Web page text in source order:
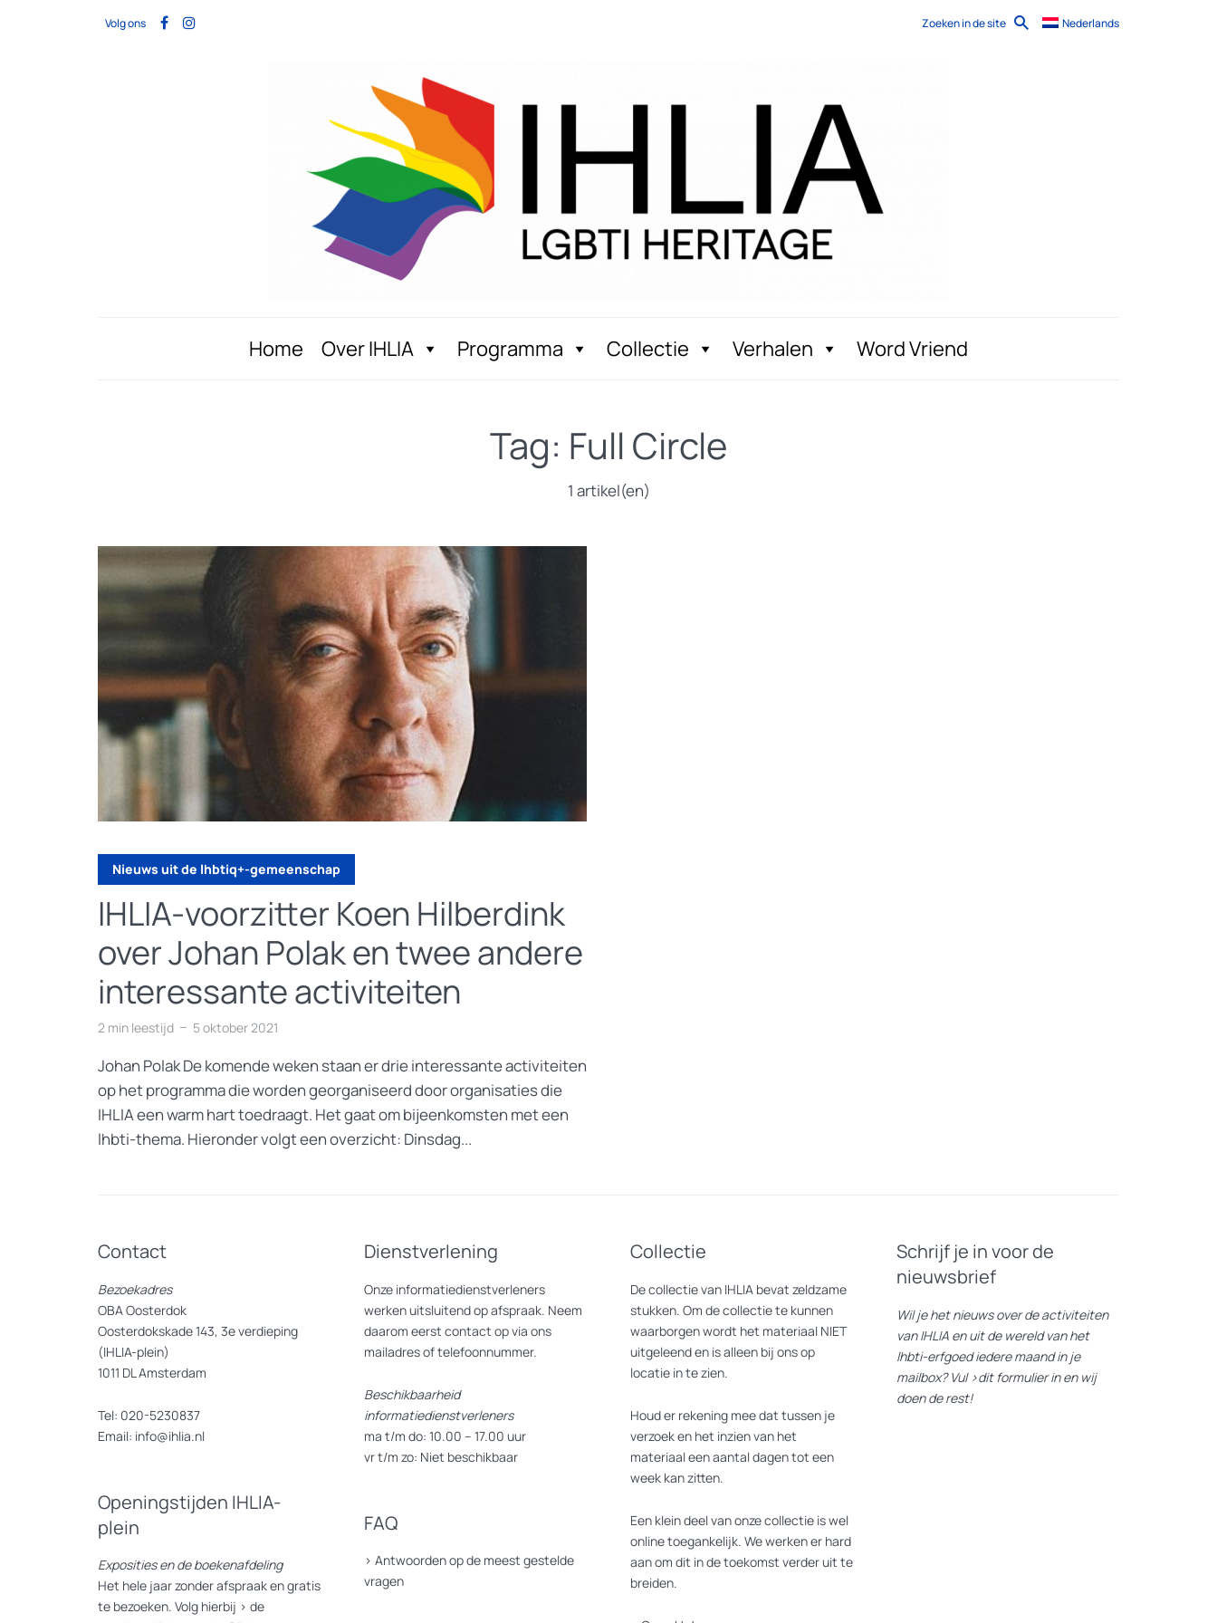
Volg ons Zoeken in de site Nederlands
Home Over IHLIA Programma Collectie Verhalen Word Vriend
Tag: Full Circle
1 artikel(en)
Nieuws uit de lhbtiq+-gemeenschap
IHLIA-voorzitter Koen Hilberdink
over Johan Polak en twee andere
interessante activiteiten
2 min leestijd 5 oktober 2021
Johan Polak De komende weken staan er drie interessante activiteiten
op het programma die worden georganiseerd door organisaties die
IHLIA een warm hart toedraagt. Het gaat om bijeenkomsten met een
lhbti-thema. Hieronder volgt een overzicht: Dinsdag...
Contact
Bezoekadres
OBA Oosterdok
Oosterdokskade 143, 3e verdieping
(IHLIA-plein)
1011 DL Amsterdam
Tel: 020-5230837
Email: info@ihlia.nl
Openingstijden IHLIA-
plein
Exposities en de boekenafdeling
Het hele jaar zonder afspraak en gratis
te bezoeken. Volg hierbij > de
Dienstverlening
Onze informatiedienstverleners
werken uitsluitend op afspraak. Neem
daarom eerst contact op via ons
mailadres of telefoonnummer.
Beschikbaarheid
informatiedienstverleners
ma t/m do: 10.00 – 17.00 uur
vr t/m zo: Niet beschikbaar
FAQ
> Antwoorden op de meest gestelde
vragen
Collectie
De collectie van IHLIA bevat zeldzame
stukken. Om de collectie te kunnen
waarborgen wordt het materiaal NIET
uitgeleend en is alleen bij ons op
locatie in te zien.
Houd er rekening mee dat tussen je
verzoek en het inzien van het
materiaal een aantal dagen tot een
week kan zitten.
Een klein deel van onze collectie is wel
online toegankelijk. We werken er hard
aan om dit in de toekomst verder uit te
breiden.
Schrijf je in voor de
nieuwsbrief
Wil je het nieuws over de activiteiten
van IHLIA en uit de wereld van het
lhbti-erfgoed iedere maand in je
mailbox? Vul >dit formulierin en wij
doen de rest!